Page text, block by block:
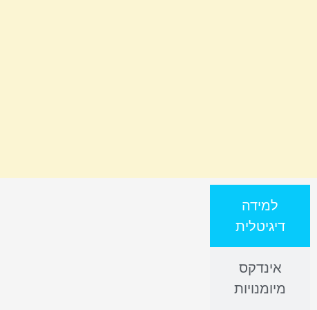
למידה
דיגיטלית
אינדקס
מיומנויות